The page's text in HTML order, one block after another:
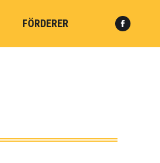
FÖRDERER
Search:
page